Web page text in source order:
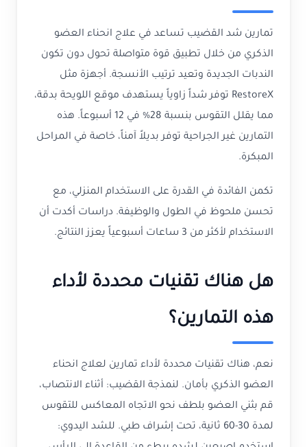
تمارين شد القضيب تساعد في علاج انحناء العضو
الذكري من خلال تطبيق قوة متواصلة تحول دون تكون
الندبات الجديدة وتعيد ترتيب الأنسجة. أجهزة مثل
RestoreX توفر شداً زاوياً يستهدف موقع اللويحة بدقة،
مما يقلل التقوس بنسبة 28% في 12 أسبوعاً. هذه
التمارين غير الجراحية توفر بديلاً آمناً، خاصة في المراحل
المبكرة.
تكمن الفائدة في القدرة على الاستخدام المنزلي، مع
تحسن ملحوظ في الطول والوظيفة. دراسات أكدت أن
الاستخدام لأكثر من 3 ساعات أسبوعياً يعزز النتائج.
هل هناك تقنيات محددة لأداء
هذه التمارين؟
نعم، هناك تقنيات محددة لأداء تمارين لعلاج انحناء
العضو الذكري بأمان. لنمذجة القضيب: أثناء الانتصاب،
قم بثني العضو بلطف نحو الاتجاه المعاكس للتقوس
لمدة 30-60 ثانية، تحت إشراف طبي. للشد اليدوي: